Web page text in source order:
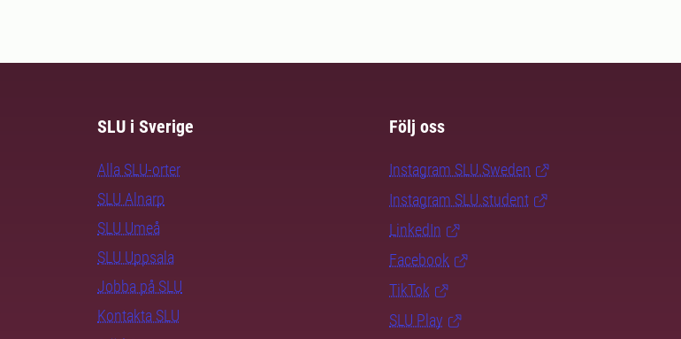
SLU i Sverige
Alla SLU-orter
SLU Alnarp
SLU Umeå
SLU Uppsala
Jobba på SLU
Kontakta SLU
Följ oss
Instagram SLU.Sweden
Instagram SLU.student
LinkedIn
Facebook
TikTok
SLU Play